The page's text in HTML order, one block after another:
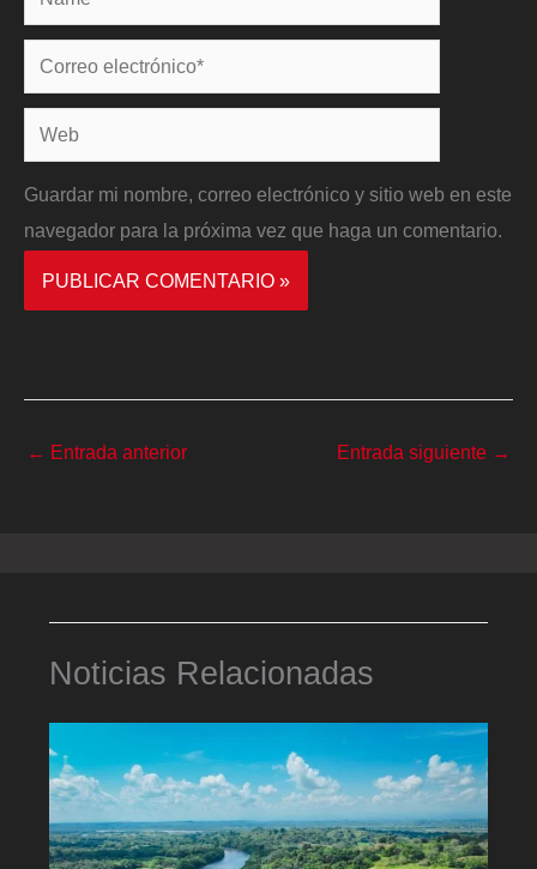
Correo
electrónico*
Web
Guardar mi nombre, correo electrónico y sitio web en este
navegador para la próxima vez que haga un comentario.
← Entrada anterior Entrada siguiente →
Noticias Relacionadas